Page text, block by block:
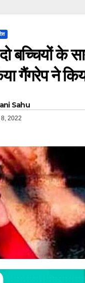
बच्चियों के
गैंगरेप ने
Sahu
8, 2022